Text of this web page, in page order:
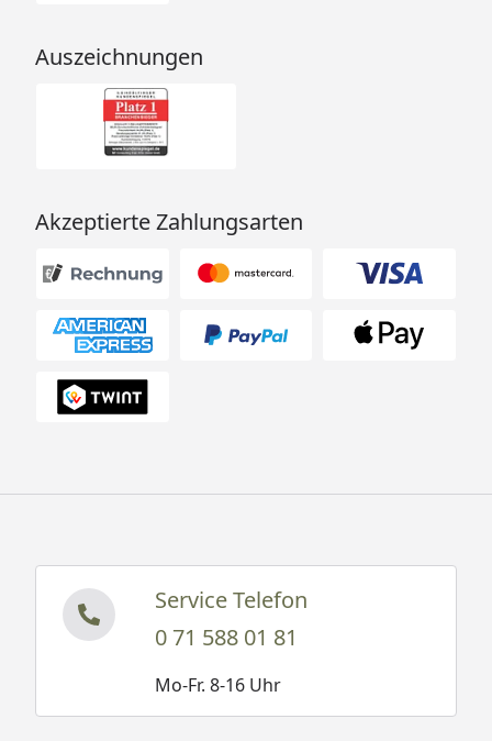
Auszeichnungen
Akzeptierte Zahlungsarten
Service Telefon
0 71 588 01 81
Mo-Fr. 8-16 Uhr